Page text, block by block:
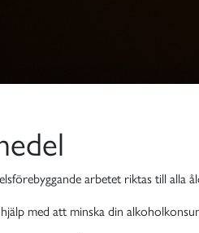
arbetet riktas till alla
med att minska din